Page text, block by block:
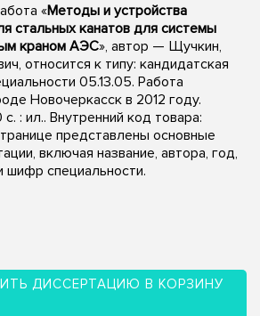
«Методы и устройства
стальных канатов для системы
краном АЭС», автор — Щучкин,
относится к типу: кандидатская
05.13.05. Работа
Новочеркасск в 2012 году.
: ил.. Внутренний код товара:
представлены основные
включая название, автора, год,
шифр специальности.
ДИССЕРТАЦИЮ В КОРЗИНУ